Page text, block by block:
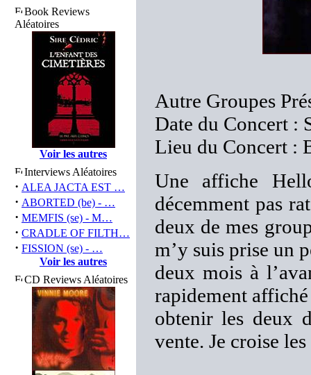
Book Reviews
Aléatoires
Voir les autres
Interviews Aléatoires
· ALEA JACTA EST …
· ABORTED (be) - …
· MEMFIS (se) - M…
· CRADLE OF FILTH…
· FISSION (se) - …
Voir les autres
CD Reviews Aléatoires
Autre Groupes
Date du Concert :
Lieu du Concert :
Une affiche
décemment pas
deux de mes
m’y suis prise un
deux mois à
rapidement
obtenir les deux
vente. Je croise